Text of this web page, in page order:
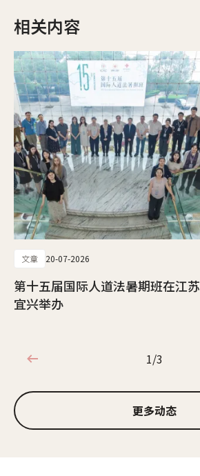
相关内容
文章 20-07-2026
第十五届国际人道法暑期班在江苏
宜兴举办
1/3
1/3
更多动态